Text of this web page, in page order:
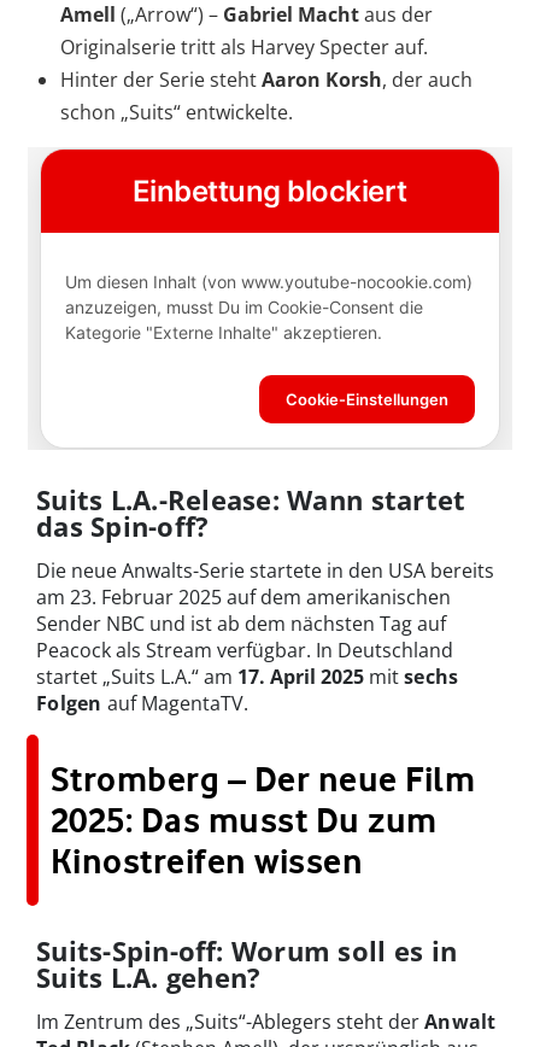
Amell („Arrow“) – Gabriel Machtaus der
Originalserie tritt als Harvey Specter auf.
Hinter der Serie stehtAaron Korsh, der auch
schon „Suits“ entwickelte.
Suits L.A.-Release: Wann startet
das Spin-off?
Die neue Anwalts-Serie startete in den USA bereits
am 23. Februar 2025 auf dem amerikanischen
Sender NBC und ist ab dem nächsten Tag auf
Peacock als Stream verfügbar. In Deutschland
startet „Suits L.A.“ am 17. April 2025 mitsechs
Folgen auf MagentaTV.
Stromberg – Der neue Film
2025: Das musst Du zum
Kinostreifen wissen
Suits-Spin-off: Worum soll es in
Suits L.A. gehen?
Im Zentrum des „Suits“-Ablegers steht derAnwalt